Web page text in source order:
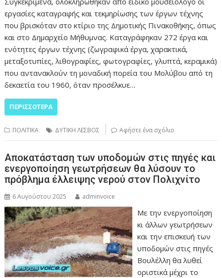
εργασίες καταγραφής και τεκμηρίωσης των έργων τέχνης
που βρισκόταν στο κτίριο της Δημοτικής Πινακοθήκης, όπως
και στο Δημαρχείο Μήθυμνας. Καταγράφηκαν 272 έργα και
ενότητες έργων τέχνης (ζωγραφικά έργα, χαρακτικά,
μεταξοτυπίες, λιθογραφίες, φωτογραφίες, γλυπτά, κεραμικά)
που αντανακλούν τη μοναδική πορεία του Μολύβου από τη
δεκαετία του 1960, όταν προσέλκυε…
ΠΕΡΙΣΣΌΤΕΡΑ
ΠΟΛΙΤΙΚΑ ΔΥΤΙΚΗ ΛΕΣΒΟΣ Αφήστε ένα σχόλιο
Αποκατάσταση των υποδομών στις πηγές και
ενεργοποίηση γεωτρήσεων θα λύσουν το
πρόβλημα έλλειψης νερού στον Πολιχνίτο
6 Αυγούστου 2025 adminvoice
Με την ενεργοποίηση
κι άλλων γεωτρήσεων
και την επισκευή των
υποδομών στις πηγές
Βουλέλλη θα λυθεί
οριστικά μέχρι το